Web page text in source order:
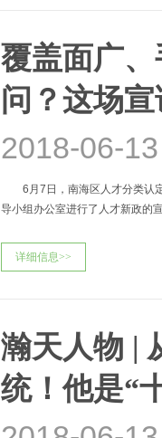
覆盖面广
问？这场
2018-06-13
6月7日，南海区人才分类认定
导小组办公室进行了人才新政的
详细信息>>
瀚天人物 |
统！他是“